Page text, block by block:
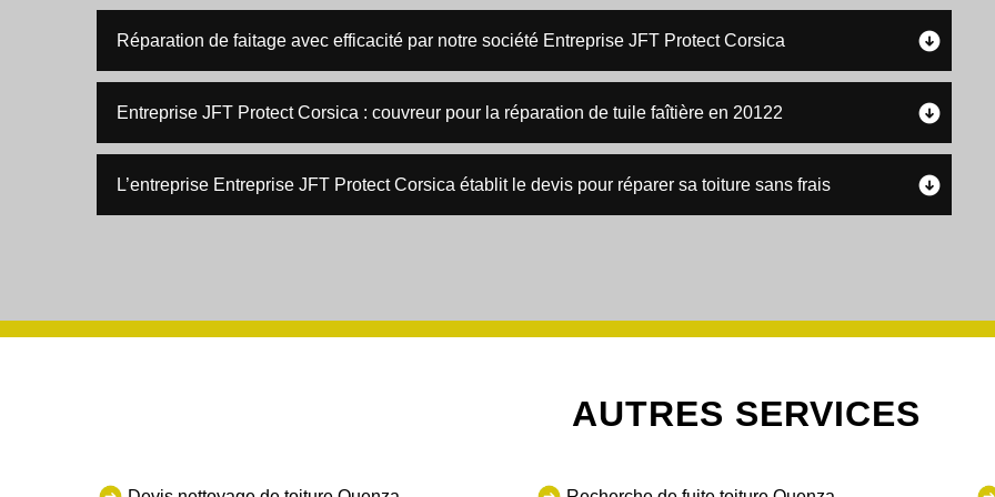
Réparation de faitage avec efficacité par notre société Entreprise JFT Protect Corsica
Entreprise JFT Protect Corsica : couvreur pour la réparation de tuile faîtière en 20122
L’entreprise Entreprise JFT Protect Corsica établit le devis pour réparer sa toiture sans frais
AUTRES SERVICES